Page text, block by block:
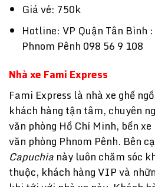
Giá vé: 750k
Hotline: VP Quận Tân Bình
Phnom Pênh 098 56 9 108
Nhà xe Fami Express
Fami Express là nhà xe ghế
khách hàng tận tâm, chuyên
văn phòng Hồ Chí Minh, bến
văn phòng Phnom Pênh. Bên
Capuchia này luôn chăm sóc
thuộc, khách hàng VIP và